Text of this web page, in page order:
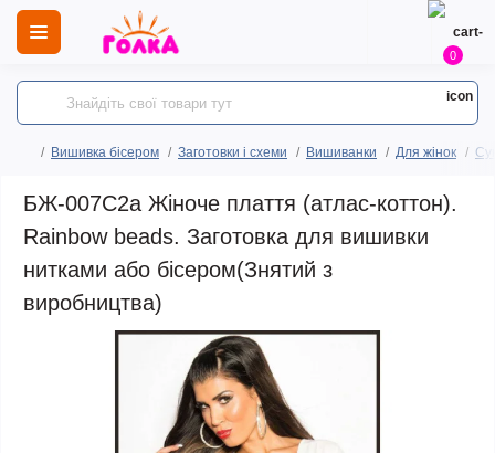
0
Вишивка бісером Заготовки і схеми Вишиванки Для жінок
БЖ-007С2а Жіноче плаття (атлас-коттон).
Rainbow beads. Заготовка для вишивки
нитками або бісером(Знятий з
виробництва)